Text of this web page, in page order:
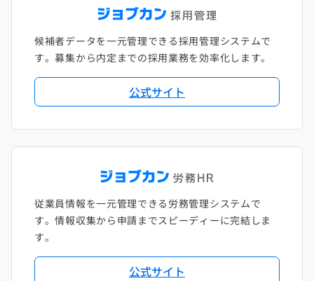
候補者データを一元管理できる採用管理システムで
す。募集から内定までの採用業務を効率化します。
公式サイト
従業員情報を一元管理できる労務管理システムで
す。情報収集から申請までスピーディーに完結しま
す。
公式サイト